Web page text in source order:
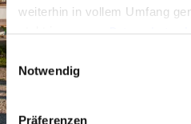
weiterhin in vollem Umfang
steht in unserer
gelistet.
Einwilligungsauswahl
Notwendig
Präferenzen
From Bergen, the
Approx. 45 minutes from
Approx. 15 minutes from